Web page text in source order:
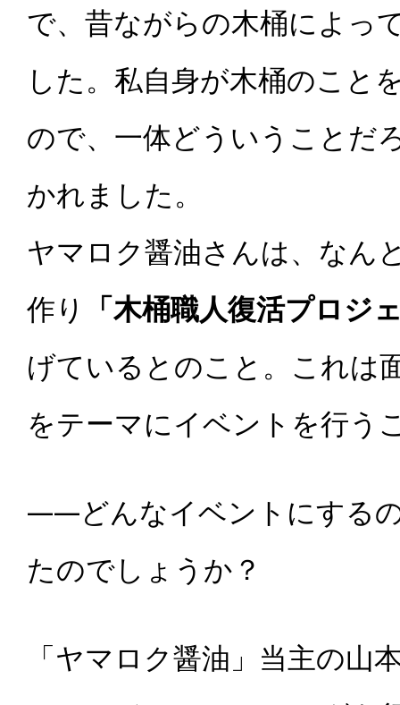
で、昔ながらの木桶によっ
した。私自身が木桶のこと
ので、一体どういうことだ
かれました。
ヤマロク醤油さんは、なん
作り 「木桶職人復活プロジ
げているとのこと。これは
をテーマにイベントを行う
――どんなイベントにする
たのでしょうか？
「ヤマロク醤油」当主の山